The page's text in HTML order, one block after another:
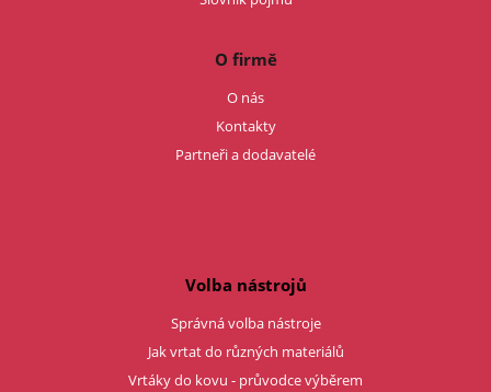
O firmě
O nás
Kontakty
Partneři a dodavatelé
Volba nástrojů
Správná volba nástroje
Jak vrtat do různých materiálů
Vrtáky do kovu - průvodce výběrem